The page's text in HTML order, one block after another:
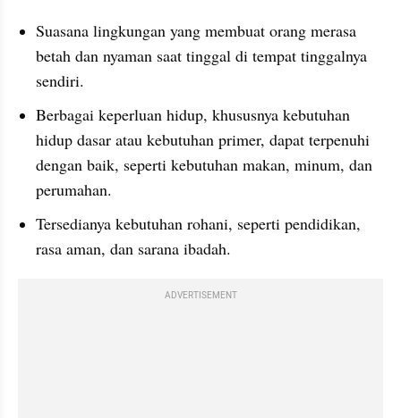
Suasana lingkungan yang membuat orang merasa
betah dan nyaman saat tinggal di tempat tinggalnya
sendiri.
Berbagai keperluan hidup, khususnya kebutuhan
hidup dasar atau kebutuhan primer, dapat terpenuhi
dengan baik, seperti kebutuhan makan, minum, dan
perumahan.
Tersedianya kebutuhan rohani, seperti pendidikan,
rasa aman, dan sarana ibadah.
ADVERTISEMENT